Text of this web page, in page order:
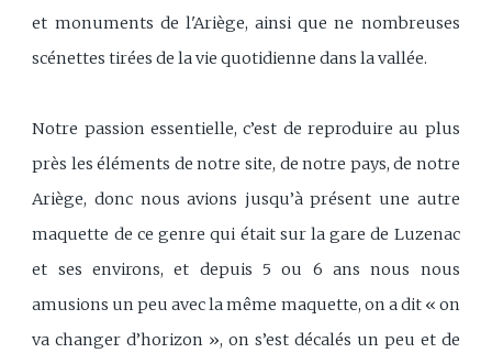
et monuments de l'Ariège, ainsi que ne nombreuses
scénettes tirées de la vie quotidienne dans la vallée.
Notre passion essentielle, c’est de reproduire au plus
près les éléments de notre site, de notre pays, de notre
Ariège, donc nous avions jusqu’à présent une autre
maquette de ce genre qui était sur la gare de Luzenac
et ses environs, et depuis 5 ou 6 ans nous nous
amusions un peu avec la même maquette, on a dit « on
va changer d’horizon », on s’est décalés un peu et de